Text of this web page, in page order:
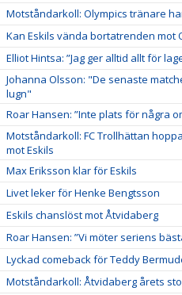
Motståndarkoll: Olympics tränare
Kan Eskils vända bortatrenden mot
Elliot Hintsa: ”Jag ger alltid allt för
Johanna Olsson: "De senaste
lugn"
Roar Hansen: ”Inte plats för några
Motståndarkoll: FC Trollhättan
mot Eskils
Max Eriksson klar för Eskils
Livet leker för Henke Bengtsson
Eskils chanslöst mot Åtvidaberg
Roar Hansen: ”Vi möter seriens
Lyckad comeback för Teddy
Motståndarkoll: Åtvidaberg årets